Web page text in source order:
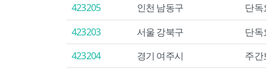
423205
인천 남동구 단독
423203
서울 강북구 단독
423204
경기 여주시 주간